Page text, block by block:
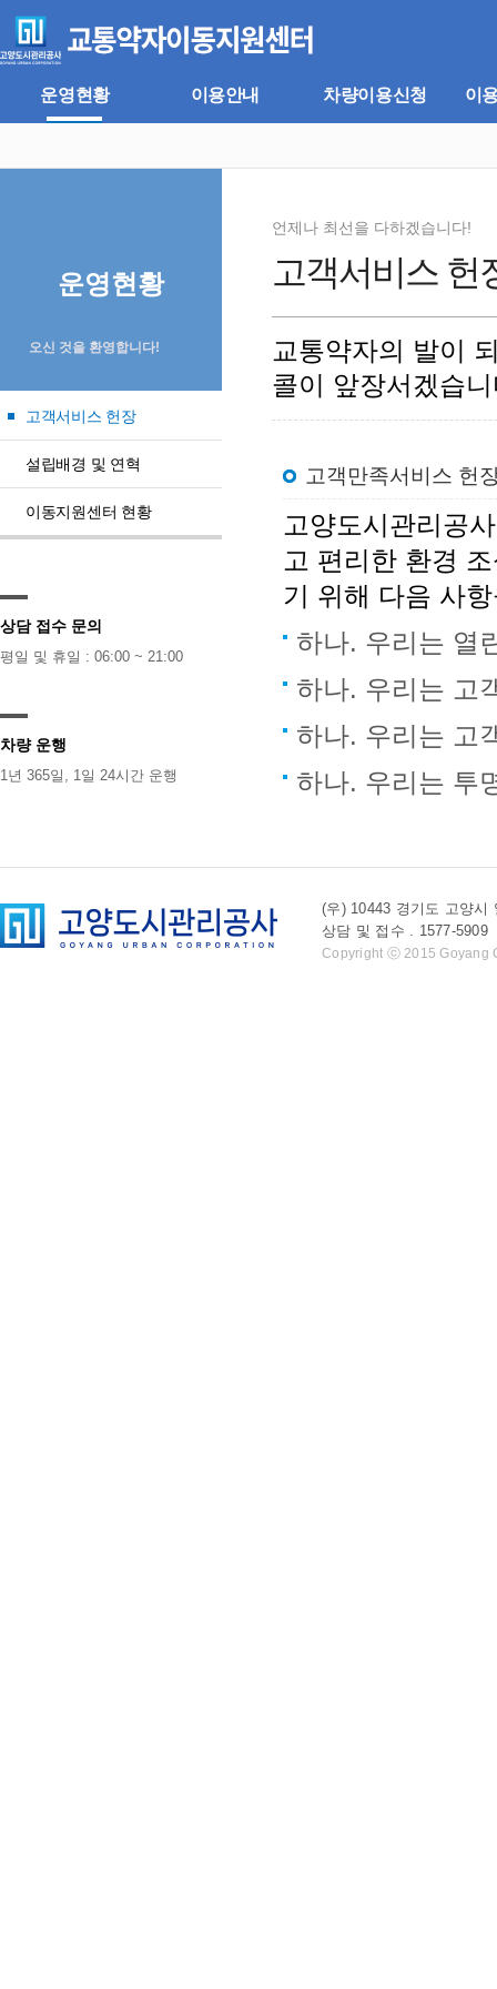
뉴
바
기
바
로
운영현황 이용안내 차량이용신청 이
운영현황
오신 것을 환영합니다!
고객서비스 헌장
설립배경 및 연혁
이동지원센터 현황
상담 접수 문의
평일 및 휴일 : 06:00 ~ 21:00
차량 운행
1년 365일, 1일 24시간 운행
고객서비스 헌
언제나 최선을 다하겠습니다!
교통약자의 발이
콜이 앞장서겠습
고객만족서비스 헌
고양도시관리공
고 편리한 환경
기 위해 다음 사
하나. 우리는 열
하나. 우리는 고
하나. 우리는 고
하나. 우리는 투
(우) 10443 경기도 고양시
상담 및 접수 . 1577-
Copyright ⓒ 2015 Goyang